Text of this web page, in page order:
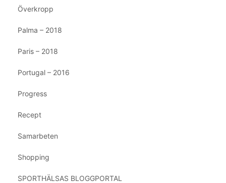
Överkropp
Palma – 2018
Paris – 2018
Portugal – 2016
Progress
Recept
Samarbeten
Shopping
SPORTHÄLSAS BLOGGPORTAL